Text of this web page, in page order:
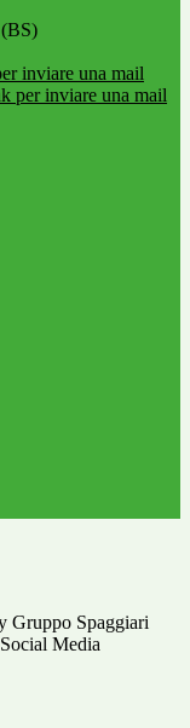
inviare una mail
per inviare una mail
Gruppo Spaggiari
Media